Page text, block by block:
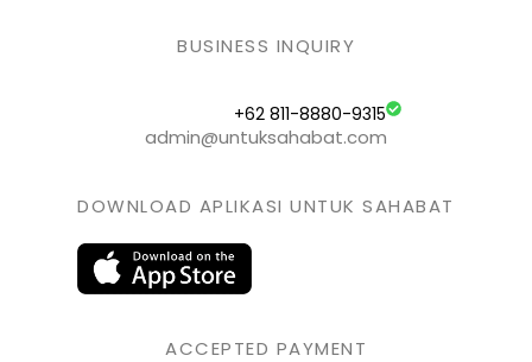
BUSINESS INQUIRY
+62 811-8880-9315
admin@untuksahabat.com
DOWNLOAD APLIKASI UNTUK SAHABAT
ACCEPTED PAYMENT